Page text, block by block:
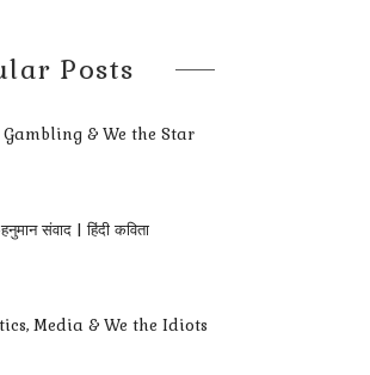
Posts
Gambling & We the Star
संवाद | हिंदी कविता
Media & We the Idiots